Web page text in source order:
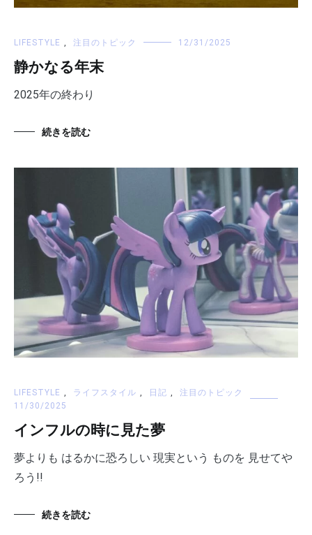
LIFESTYLE , 注目のトピック 12/31/2025
静かなる年末
2025年の終わり
続きを読む
LIFESTYLE , ライフスタイル , 日記 ,
注目のトピック
11/30/2025
インフルの時に見た夢
夢よりも はるかに恐ろしい 現実という ものを 見せてや
ろう!!
続きを読む